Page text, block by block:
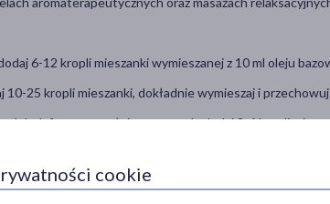
6-12 kropli mieszanki wymieszanej z 10 ml oleju
25 kropli mieszanki, dokładnie wymieszaj i
lub dyfuzora napełnionego wodą dodaj 3-6 kropli
wody i użyj zgodnie z procedurą saunowania.
cookie